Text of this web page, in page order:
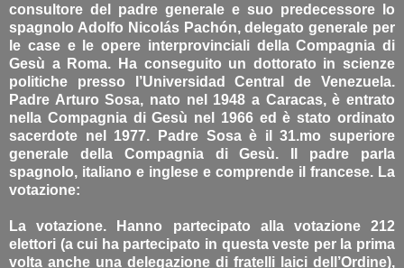
consultore del padre generale e suo predecessore lo
spagnolo Adolfo Nicolás Pachón, delegato generale per
le case e le opere interprovinciali della Compagnia di
Gesù a Roma. Ha conseguito un dottorato in scienze
politiche presso l’Universidad Central de Venezuela.
Padre Arturo Sosa, nato nel 1948 a Caracas, è entrato
nella Compagnia di Gesù nel 1966 ed è stato ordinato
sacerdote nel 1977. Padre Sosa è il 31.mo superiore
generale della Compagnia di Gesù. Il padre parla
spagnolo, italiano e inglese e comprende il francese. La
votazione:
La votazione. Hanno partecipato alla votazione 212
elettori (a cui ha partecipato in questa veste per la prima
volta anche una delegazione di fratelli laici dell’Ordine),